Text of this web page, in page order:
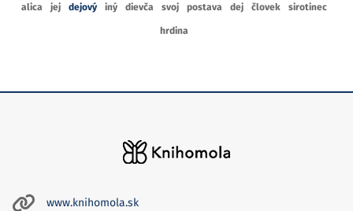
alica jej dejový iný dievča svoj postava dej človek sirotinec
hrdina
www.knihomola.sk